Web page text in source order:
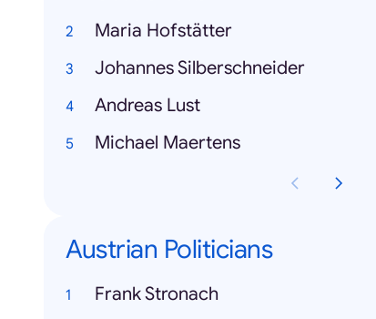
Maria Hofstätter
Johannes Silberschneider
Andreas Lust
Michael Maertens
Austrian Politicians
Frank Stronach